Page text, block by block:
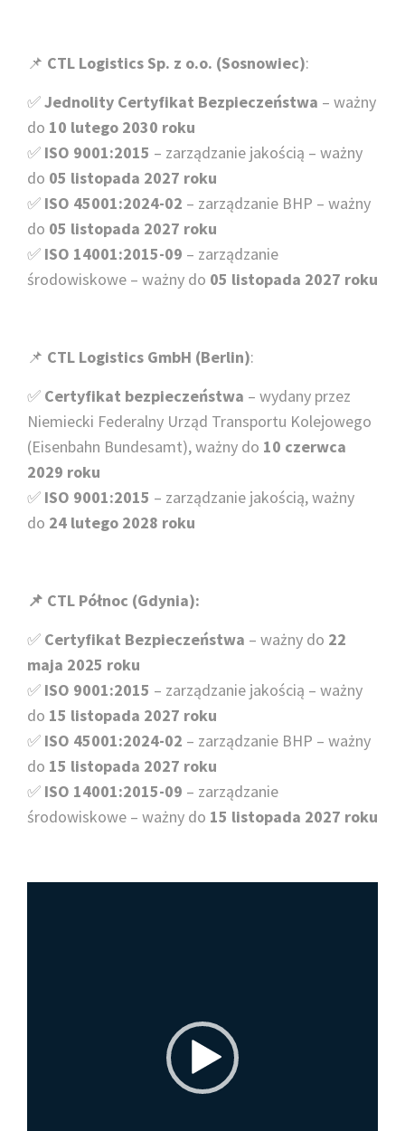
📌 CTL Logistics Sp. z o.o. (Sosnowiec):
✅Jednolity Certyfikat Bezpieczeństwa – ważny
do 10 lutego 2030 roku
✅ ISO 9001:2015 – zarządzanie jakością – ważny
do 05 listopada 2027 roku
✅ ISO 45001:2024-02 – zarządzanie BHP – ważny
do 05 listopada 2027 roku
✅ ISO 14001:2015-09 – zarządzanie
środowiskowe – ważny do 05 listopada 2027 roku
📌 CTL Logistics GmbH (Berlin):
✅ Certyfikat bezpieczeństwa – wydany przez
Niemiecki Federalny Urząd Transportu Kolejowego
(Eisenbahn Bundesamt), ważny do 10 czerwca
2029 roku
✅ ISO 9001:2015 – zarządzanie jakością, ważny
do 24 lutego 2028 roku
📌 CTL Północ (Gdynia):
✅ Certyfikat Bezpieczeństwa – ważny do 22
maja 2025 roku
✅ ISO 9001:2015 – zarządzanie jakością – ważny
do 15 listopada 2027 roku
✅ ISO 45001:2024-02 – zarządzanie BHP – ważny
do 15 listopada 2027 roku
✅ ISO 14001:2015-09 – zarządzanie
środowiskowe – ważny do 15 listopada 2027 roku